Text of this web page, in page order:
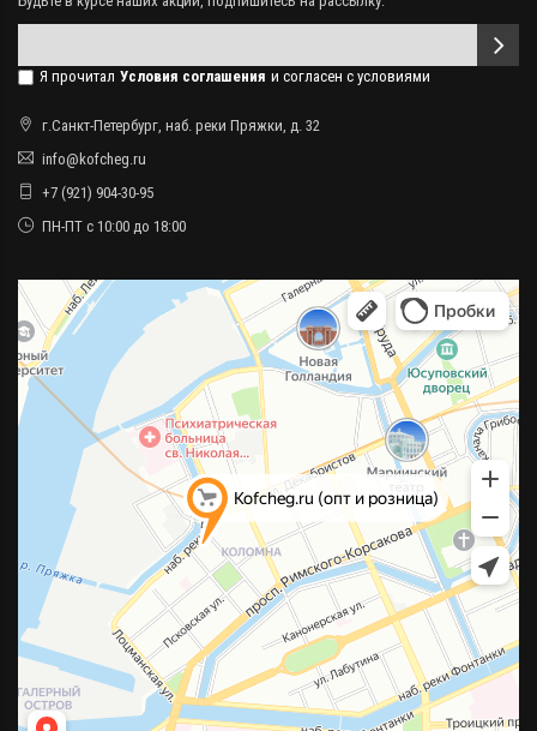
Я прочитал Условия соглашения и согласен с условиями
г.Санкт-Петербург, наб. реки Пряжки, д. 32
info@kofcheg.ru
+7 (921) 904-30-95
ПН-ПТ с 10:00 до 18:00